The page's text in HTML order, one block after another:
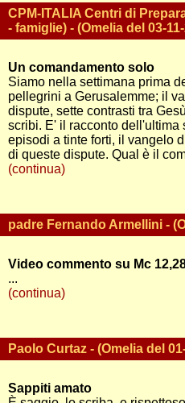
CPM-ITALIA Centri di
- famiglie) - (Omelia del 03-
Un comandamento solo
Siamo nella settimana prima
pellegrini a Gerusalemme; il
dispute, sette contrasti tra
scribi. E' il racconto dell'ultima
episodi a tinte forti, il vangelo
di queste dispute. Qual è il
(continua)
padre Fernando Armellini -
Video commento su Mc
...
(continua)
Paolo Curtaz - (Omelia del
Sappiti amato